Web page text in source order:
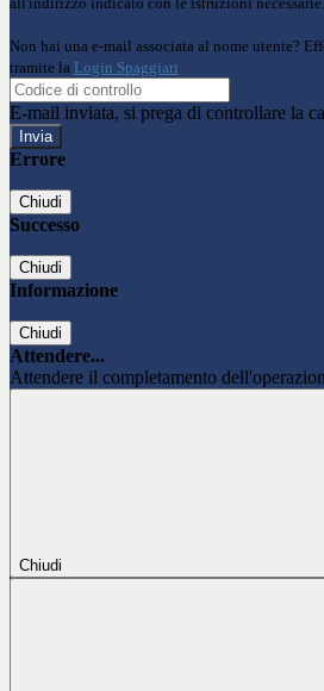
Non hai una e-mail associata al nome utente?
tramite la Login Spaggiari
E-mail inviata, si prega di controllare la
Errore
Chiudi
Successo
Chiudi
Informazione
Chiudi
Attendere...
Attendere il completamento
Chiudi